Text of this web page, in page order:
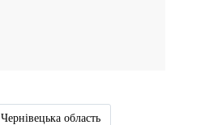
Чернівецька область